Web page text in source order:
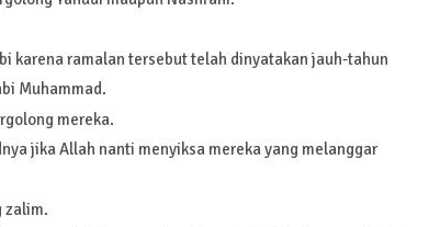
karena ramalan tersebut telah dinyatakan jauh-tahun
Muhammad.
mereka.
jika Allah nanti menyiksa mereka yang melanggar
zalim.